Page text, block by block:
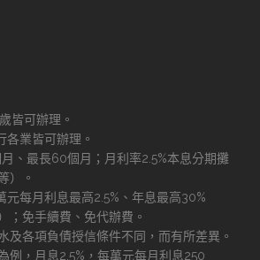
皆可辦理。
各業皆可辦理。
、最長60個月；月利率2.5%本息分期攤
）。
元每月利息最高2.5%、年息最高30%
；免手續費、免代辦費。
及各項負債授信條件不同，而有所差異。
例，月息2.5%，每萬元每月利息250